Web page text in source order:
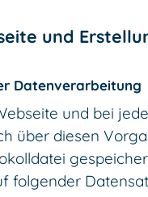
und
Datenverarbeitung
und bei
über diesen
folgender